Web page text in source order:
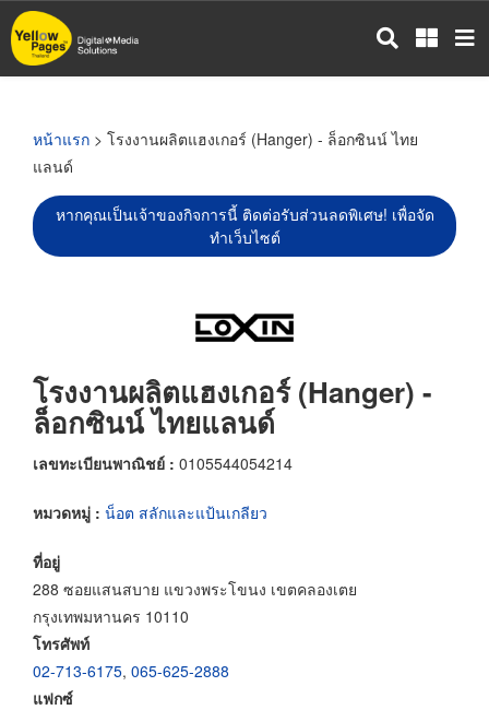
ข้าม
ไป
หน้าแรก > โรงงานผลิตแฮงเกอร์ (Hanger) - ล็อกซินน์ ไทย
แลนด์
หากคุณเป็นเจ้าของกิจการนี้ ติดต่อรับส่วนลดพิเศษ! เพื่อจัด
ทำเว็บไซต์
โรงงานผลิตแฮงเกอร์ (Hanger) -
ล็อกซินน์ ไทยแลนด์
เลขทะเบียนพาณิชย์ : 0105544054214
หมวดหมู่ : น็อต สลักและแป้นเกลียว
ที่อยู่
288 ซอยแสนสบาย แขวงพระโขนง เขตคลองเตย
กรุงเทพมหานคร 10110
โทรศัพท์
02-713-6175, 065-625-2888
แฟกซ์